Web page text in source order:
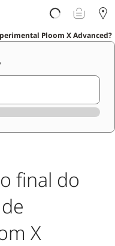
Ploom X Advanced?
final do
X